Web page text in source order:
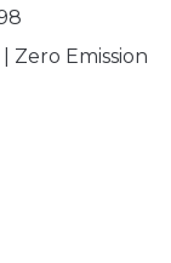
Zero Emission